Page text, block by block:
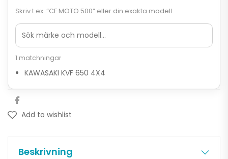
Skriv t.ex. “CF MOTO 500” eller din exakta modell.
1 matchningar
KAWASAKI KVF 650 4X4
Add to wishlist
Beskrivning